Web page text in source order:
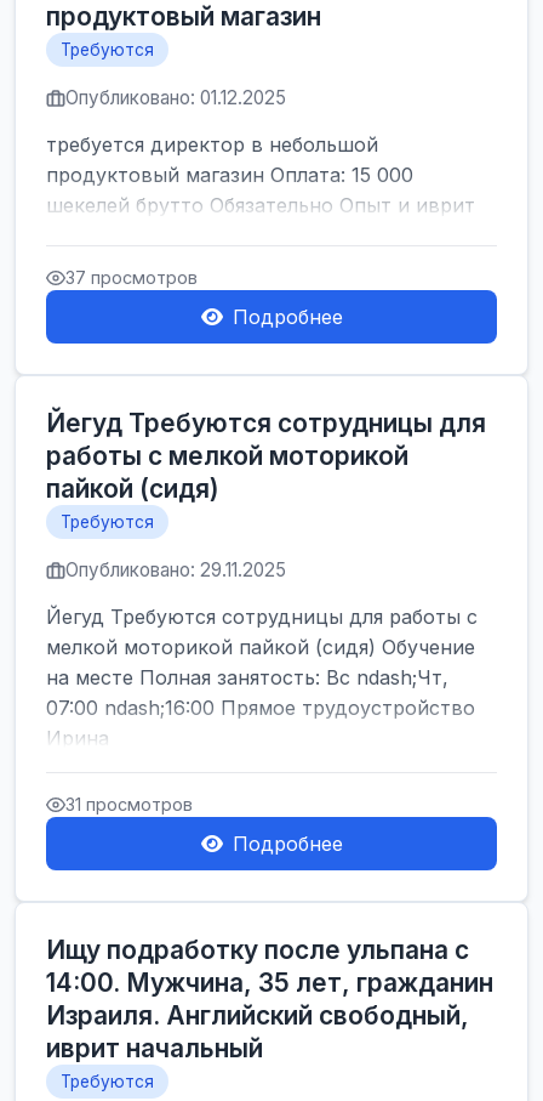
продуктовый магазин
Требуются
Опубликовано: 01.12.2025
требуется директор в небольшой
продуктовый магазин Оплата: 15 000
шекелей брутто Обязательно Опыт и иврит
37 просмотров
Подробнее
Йегуд Требуются сотрудницы для
работы с мелкой моторикой
пайкой (сидя)
Требуются
Опубликовано: 29.11.2025
Йегуд Требуются сотрудницы для работы с
мелкой моторикой пайкой (сидя) Обучение
на месте Полная занятость: Вс ndash;Чт,
07:00 ndash;16:00 Прямое трудоустройство
Ирина
31 просмотров
Подробнее
Ищу подработку после ульпана с
14:00. Мужчина, 35 лет, гражданин
Израиля. Английский свободный,
иврит начальный
Требуются